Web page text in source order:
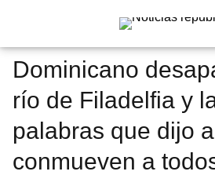
Dominicano
río de Filadelfia y
palabras que dijo
conmueven a